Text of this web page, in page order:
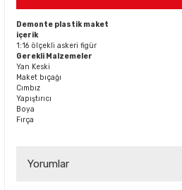
Demonte plastik maket
içerik
1:16 ölçekli askeri figür
Gerekli Malzemeler
Yan Keski
Maket bıçağı
Cımbız
Yapıştırıcı
Boya
Fırça
Yorumlar